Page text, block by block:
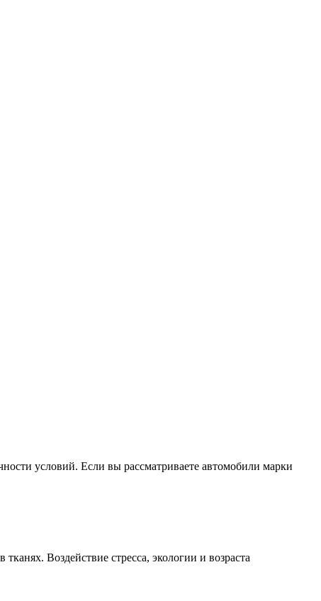
условий. Если вы рассматриваете автомобили марки
Воздействие стресса, экологии и возраста